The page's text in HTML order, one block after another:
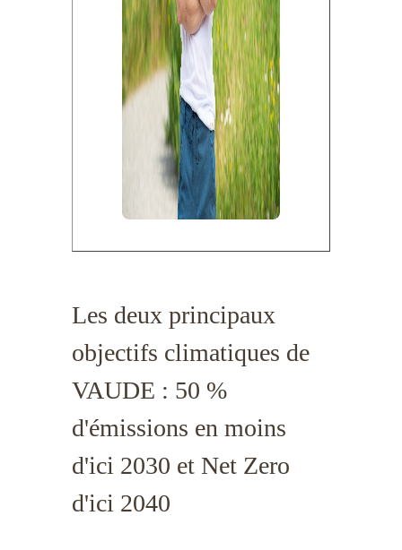
Les deux principaux
objectifs climatiques de
VAUDE : 50 %
d'émissions en moins
d'ici 2030 et Net Zero
d'ici 2040